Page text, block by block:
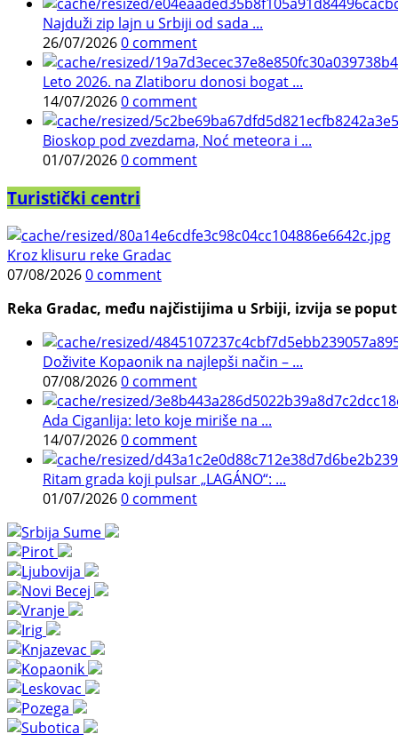
Najduži zip lajn u Srbiji od sada ...
26/07/20260 comment
Leto 2026. na Zlatiboru donosi bogat ...
14/07/20260 comment
Bioskop pod zvezdama, Noć meteora i ...
01/07/20260 comment
Turistički centri
Kroz klisuru reke Gradac
07/08/20260 comment
Reka Gradac, među najčistijima u Srbiji, izvija se
Doživite Kopaonik na najlepši način – ...
07/08/20260 comment
Ada Ciganlija: leto koje miriše na ...
14/07/20260 comment
Ritam grada koji pulsar „LAGÁNO“: ...
01/07/20260 comment